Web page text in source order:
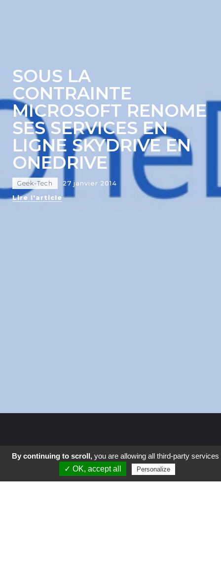
SOUS LA
CONTRAINTE
MICROSOFT RENOME
SES SERVICES EN
LIGNE SKYDRIVE EN
ONEDRIVE
Geek-Tech
27 janvier 2014
Lire l'article
Autour du Monde
By continuing to scroll, you are allowing all third-party services
✓ OK, accept all
Personalize